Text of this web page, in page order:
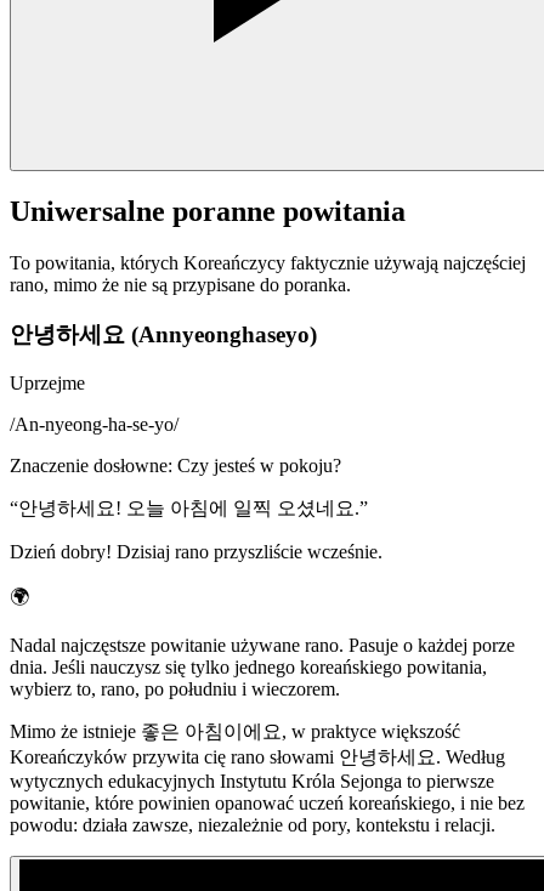
Uniwersalne poranne powitania
To powitania, których Koreańczycy faktycznie używają najczęściej
rano, mimo że nie są przypisane do poranka.
안녕하세요 (Annyeonghaseyo)
Uprzejme
/An-nyeong-ha-se-yo/
Znaczenie dosłowne: Czy jesteś w pokoju?
“안녕하세요! 오늘 아침에 일찍 오셨네요.”
Dzień dobry! Dzisiaj rano przyszliście wcześnie.
🌍
Nadal najczęstsze powitanie używane rano. Pasuje o każdej porze
dnia. Jeśli nauczysz się tylko jednego koreańskiego powitania,
wybierz to, rano, po południu i wieczorem.
Mimo że istnieje 좋은 아침이에요, w praktyce większość
Koreańczyków przywita cię rano słowami 안녕하세요. Według
wytycznych edukacyjnych Instytutu Króla Sejonga to pierwsze
powitanie, które powinien opanować uczeń koreańskiego, i nie bez
powodu: działa zawsze, niezależnie od pory, kontekstu i relacji.